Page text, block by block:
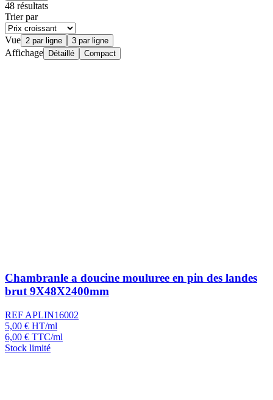
48 résultats
Trier par
Vue 2 par ligne 3 par ligne
Affichage Détaillé Compact
Chambranle a doucine mouluree en pin des landes
brut 9X48X2400mm
REF APLIN16002
5,00 € HT/ml
6,00 € TTC/ml
Stock limité